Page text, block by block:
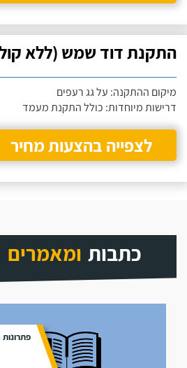
התקנת דוד שמש (ללא קולטים),
מיקום ההתקנה: על גג רעפים
דרישות מיוחדות: כולל התקנת מעמד
לצפייה בהצעות מחיר
כתבות ומאמרים